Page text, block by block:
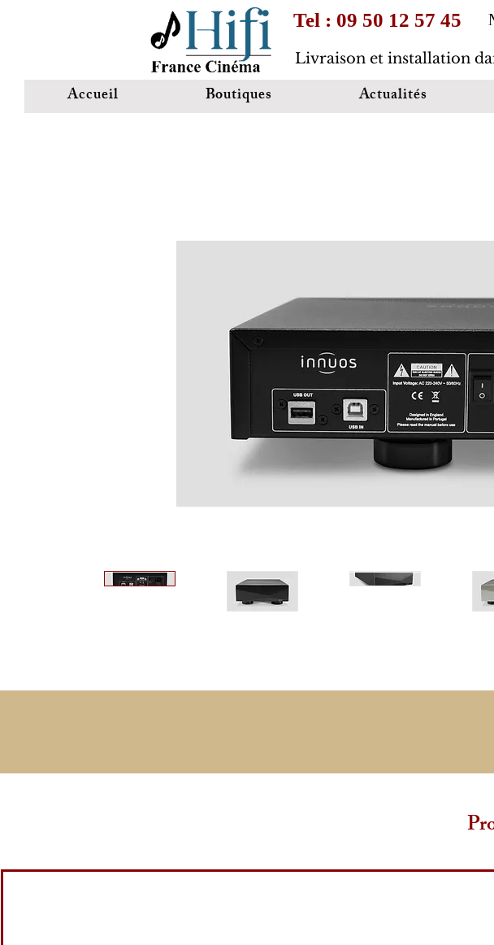
Tel : 09 50 12 57 45
Livraison et installation
Accueil Boutiques Actualités
La puce USB régénérant le signal ne contient aucun